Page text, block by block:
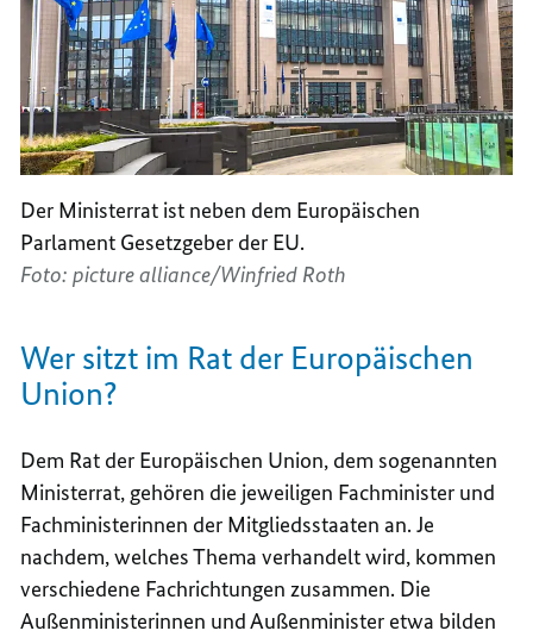
Der Ministerrat ist neben dem Europäischen
Parlament Gesetzgeber der EU.
Foto: picture alliance/Winfried Roth
Wer sitzt im Rat der Europäischen
Union?
Dem Rat der Europäischen Union, dem sogenannten
Ministerrat, gehören die jeweiligen Fachminister und
Fachministerinnen der Mitgliedsstaaten an. Je
nachdem, welches Thema verhandelt wird, kommen
verschiedene Fachrichtungen zusammen. Die
Außenministerinnen und Außenminister etwa bilden